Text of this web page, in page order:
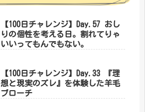
【100日チャレンジ】Day.57 おし
りの個性を考える日。割れてりゃ
いいってもんでもない。
【100日チャレンジ】Day.33 『理
想と現実のズレ』を体験した羊毛
ブローチ